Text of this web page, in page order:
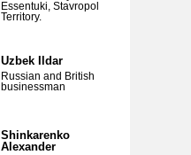
Essentuki, Stavropol
Territory.
Uzbek Ildar
Russian and British
businessman
Shinkarenko
Alexander